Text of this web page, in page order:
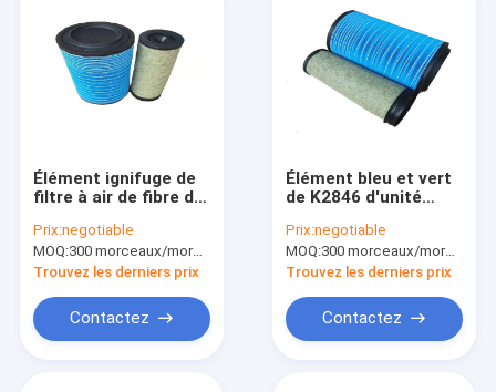
Maille de filtre à air
élément de filtre à air
Filtre de fibre en métal
Filtre à air de voiture faisant la machine
Filtre à huile faisant la machine
Élément ignifuge de
filtre à air de fibre de
Prix:negotiable
MOQ:300 morceaux/morceaux (Min. Order)
Trouvez les derniers prix
Contactez
Élément bleu et vert
de K2846 d'unité
d'automobile
Prix:negotiable
MOQ:300 morceaux/morceaux (Min. Order)
Trouvez les derniers prix
Contactez